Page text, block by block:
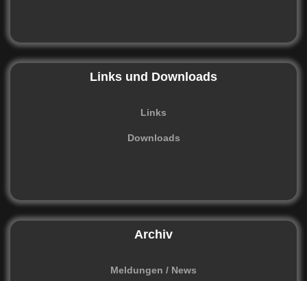
Links und Downloads
Links
Downloads
Archiv
Meldungen / News